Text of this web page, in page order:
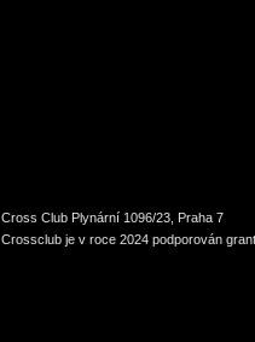
Cross Club Plynární 1096/23, Praha 7
Crossclub je v roce 2024 podporován